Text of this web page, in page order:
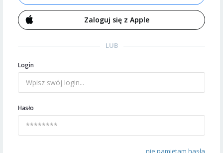
Zaloguj się z Apple
LUB
Login
Hasło
nie pamiętam hasła